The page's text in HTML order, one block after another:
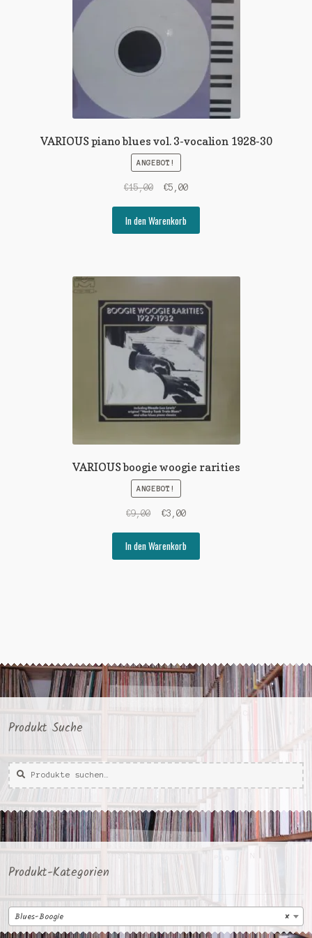
VARIOUS piano blues vol. 3-vocalion 1928-30
ANGEBOT!
€15,00
Ursprünglicher
war:
€15,00
€5,00Aktueller
€5,00.
In den Warenkorb
VARIOUS boogie woogie rarities
ANGEBOT!
€9,00
Ursprünglicher
war:
€9,00
€3,00Aktueller
ist:
€3,00.
In den Warenkorb
Produkt Suche
Suche
nach:
Suche
Produkt-Kategorien
×
Blues-Boogie